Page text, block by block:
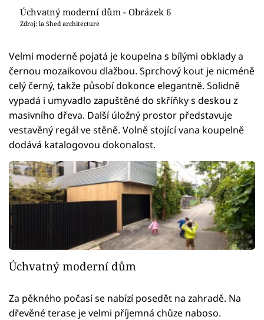
Úchvatný moderní dům - Obrázek 6
Zdroj: la Shed architecture
Velmi moderně pojatá je koupelna s bílými obklady a
černou mozaikovou dlažbou. Sprchový kout je nicméně
celý černý, takže působí dokonce elegantně. Solidně
vypadá i umyvadlo zapuštěné do skříňky s deskou z
masivního dřeva. Další úložný prostor představuje
vestavěný regál ve stěně. Volně stojící vana koupelně
dodává katalogovou dokonalost.
Úchvatný moderní dům
Za pěkného počasí se nabízí posedět na zahradě. Na
dřevěné terase je velmi příjemná chůze naboso.